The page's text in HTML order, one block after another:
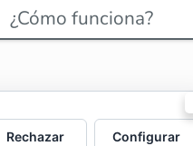
¿Cómo funciona?
Rechazar Configurar